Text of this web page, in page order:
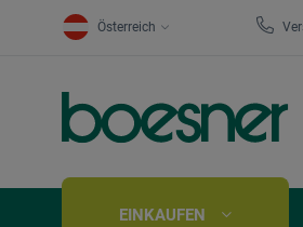
Österreich
EINKAUFEN